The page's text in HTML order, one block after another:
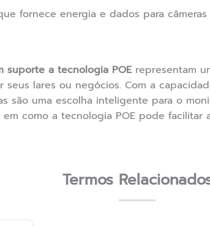
fornece energia e dados para câmeras
suporte a tecnologia POE representam
lares ou negócios. Com a
são uma escolha inteligente para o
como a tecnologia POE pode
Termos